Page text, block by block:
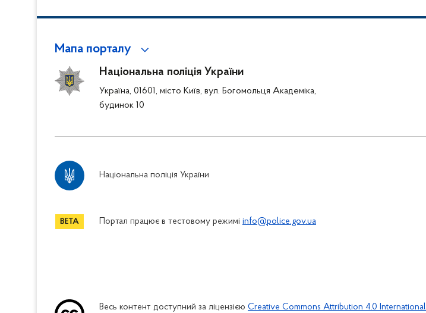
Мапа порталу
Національна поліція України
Україна, 01601, місто Київ, вул. Богомольця Академіка,
будинок 10
Національна поліція України
Портал працює в тестовому режимі info@police.gov.ua
Весь контент доступний за ліцензією Creative Commons Attribution 4.0 International